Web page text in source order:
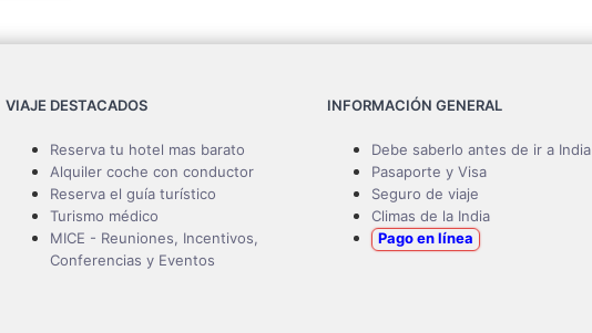
VIAJE DESTACADOS
Reserva tu hotel mas barato
Alquiler coche con conductor
Reserva el guía turístico
Turismo médico
MICE - Reuniones, Incentivos,
Conferencias y Eventos
INFORMACIÓN GENERAL
Debe saberlo antes de ir a India
Pasaporte y Visa
Seguro de viaje
Climas de la India
Pago en línea